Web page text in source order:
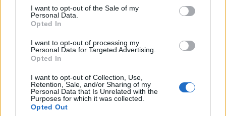
consent section.
I want to opt-out of the Sale of my
Personal Data.
Opted In
I want to opt-out of processing my
Personal Data for Targeted Advertising.
Opted In
I want to opt-out of Collection, Use,
Retention, Sale, and/or Sharing of my
Personal Data that Is Unrelated with the
Purposes for which it was collected.
Opted Out
Július második hétvégéjén egyébként - immár
hagyományosan - idén is megrendezték Baján a
Halfőző Fesztivált, ahol a Miss Saigon színészei is